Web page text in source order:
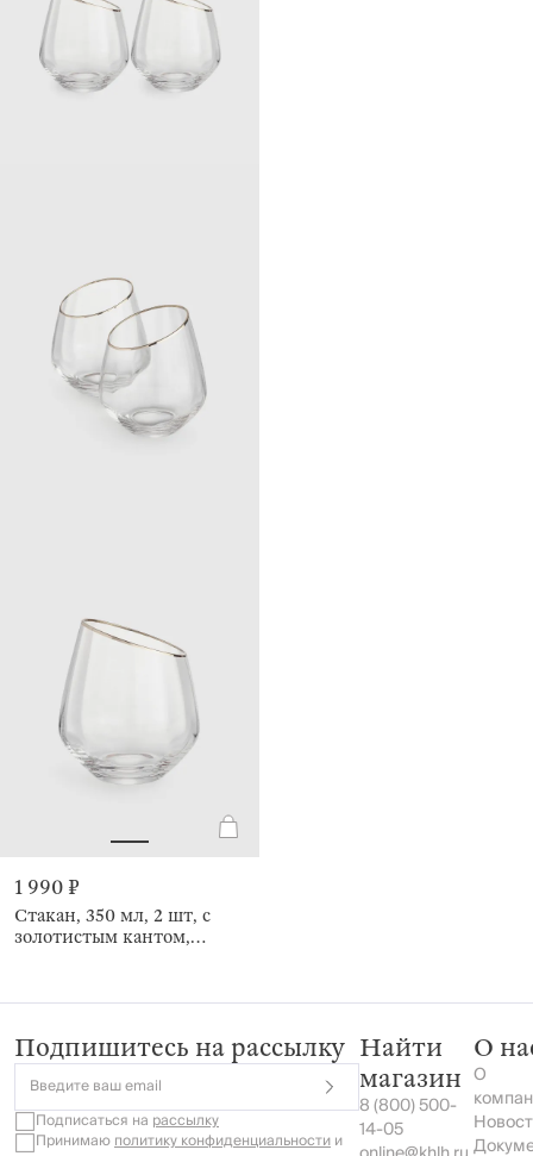
1 990 ₽
Стакан, 350 мл, 2 шт, с
золотистым кантом,
Подпишитесь на рассылку
Введите ваш email
Подписаться на рассылку
Принимаюполитику конфиденциальностии
Найти
магазин
8 (800) 500-
14-05
О
О